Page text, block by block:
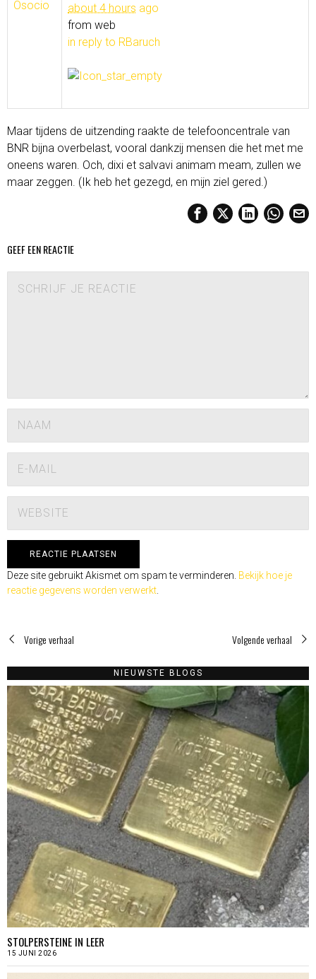
about 4 hours ago
from web
in reply to RBaruch
Maar tijdens de uitzending raakte de telefooncentrale van
BNR bijna overbelast, vooral dankzij mensen die het met me
oneens waren. Och, dixi et salvavi animam meam, zullen we
maar zeggen. (Ik heb het gezegd, en mijn ziel gered.)
GEEF EEN REACTIE
Deze site gebruikt Akismet om spam te verminderen. Bekijk hoe je
reactie gegevens worden verwerkt
Vorige verhaal Volgende verhaal
NIEUWSTE BLOGS
STOLPERSTEINE IN LEER
15 JUNI 2026